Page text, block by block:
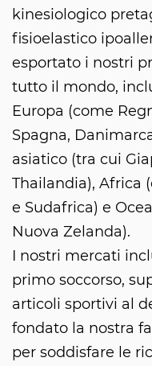
kinesiologico
fisioelastico
esportato i nostri
tutto il mondo,
Europa (come
Spagna,
asiatico (tra cui
Thailandia), Africa
e Sudafrica) e
Nuova Zelanda).
I nostri mercati
primo soccorso,
articoli sportivi al
fondato la nostra
per soddisfare le